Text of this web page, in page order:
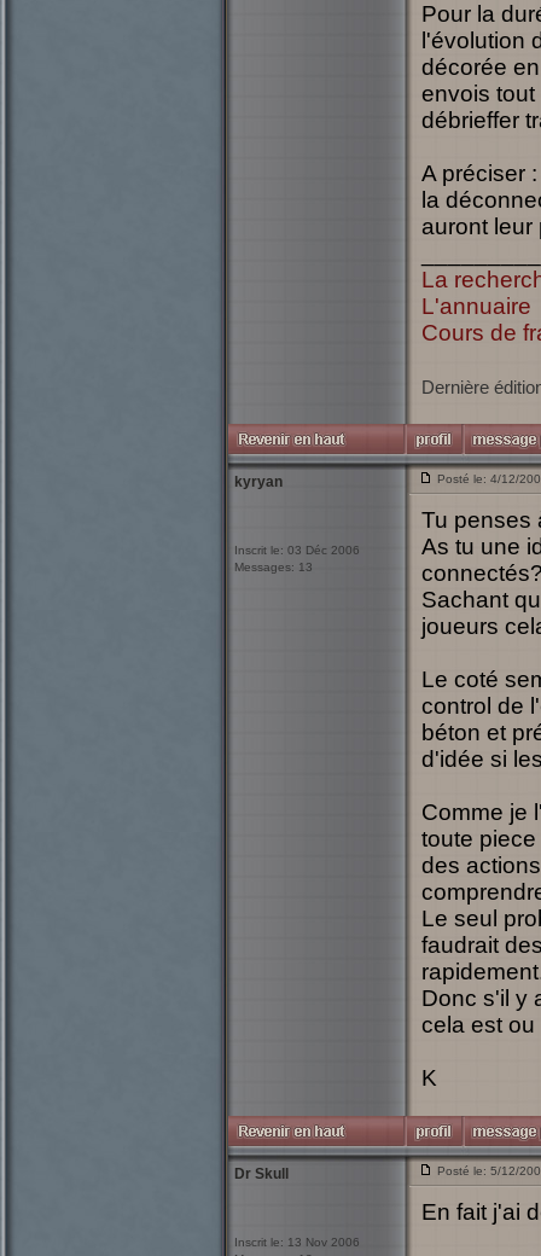
Pour la
l'évolution
décorée
envois tout
débrieffer
A préciser
la
auront leur
La
L'annuaire
Cours de
Dernière
kyryan
Inscrit le: 03 Déc 2006
Messages: 13
Posté le: 4/12/
Tu penses
As tu une
Sachant
joueurs
Le coté
control de
béton et
d'idée si
Comme je
toute
des
Le seul
faudrait
Donc s'il y
cela est
K
Dr Skull
Inscrit le: 13 Nov 2006
Posté le: 5/12/
En fait j'ai